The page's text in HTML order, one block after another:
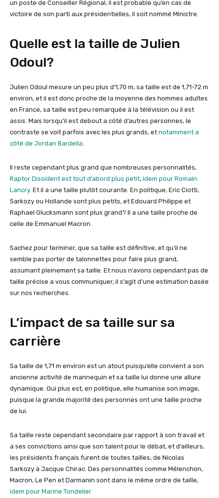
un poste de Conseiller Régional, il est probable qu’en cas de
victoire de son parti aux présidentielles, il soit nommé Ministre.
Quelle est la taille de Julien
Odoul?
Julien Odoul mesure un peu plus d’1,70 m, sa taille est de 1,71-72 m
environ, et il est donc proche de la moyenne des hommes adultes
en France, sa taille est peu remarquée à la télévision ou il est
assis. Mais lorsqu’il est debout a côté d’autres personnes, le
contraste se voit parfois avec les plus grands, et notamment a
côté de Jordan Bardella
Il reste cependant plus grand que nombreuses personnalités,
Raptor Dissident est tout d’abord plus petit, idem pour Romain
Lancry. Et il a une taille plutôt courante. En politique, Eric Ciotti,
Sarkozy ou Hollande sont plus petits, et Edouard Philippe et
Raphael Glucksmann sont plus grand? Il a une taille proche de
celle de Emmanuel Macron.
Sachez pour terminer, que sa taille est définitive, et qu’il ne
semble pas porter de talonnettes pour faire plus grand,
assumant pleinement sa taille. Et nous n’avons cependant pas de
taille précise a vous communiquer, il s’agit d’une estimation basée
sur nos recherches.
L’impact de sa taille sur sa
carrière
Sa taille de 1,71 m environ est un atout puisqu’elle convient a son
ancienne activité de mannequin et sa taille lui donne une allure
dynamique. Qui plus est, en politique, elle humanise son image,
puisque la grande majorité des personnes ont une taille proche
de lui.
Sa taille reste cependant secondaire par rapport à son travail et
a ses convictions ainsi que son talent pour le débat, et d’ailleurs,
les présidents français furent de toutes tailles, de Nicolas
Sarkozy à Jacque Chirac. Des personnalités comme Mélenchon,
Macron, Le Pen et Darmanin sont dans le même ordre de taille,
idem pour Marine Tondelier.